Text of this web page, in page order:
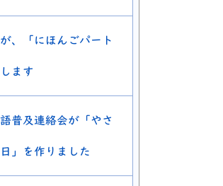
、「にほんごパート
ます
普及連絡会が「やさ
」を作りました